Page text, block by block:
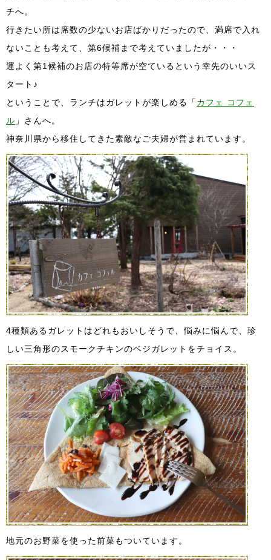
チへ。
行きたい所は席数の少ないお店ばかりだったので、満席で入れ
ないことも考えて、第6候補まで考えていましたが・・・
運よく第1候補のお店の特等席が空ているという幸先のいいス
タート♪
ということで、ランチはガレットが楽しめる「 カフェ コフェ
ル 」さんへ。
神奈川県から移住してきた素敵なご夫婦が営まれています。
4種類あるガレットはどれもおいしそうで、悩みに悩んで、珍
しい三角形のスモークチキンのベジガレットをチョイス。
地元のお野菜を使った前菜もついています。